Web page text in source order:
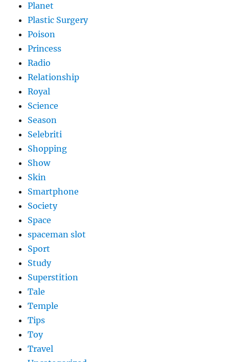
Planet
Plastic Surgery
Poison
Princess
Radio
Relationship
Royal
Science
Season
Selebriti
Shopping
Show
Skin
Smartphone
Society
Space
spaceman slot
Sport
Study
Superstition
Tale
Temple
Tips
Toy
Travel